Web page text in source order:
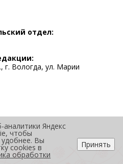
аналитический центр
160000, Вологодская обл., г.
д.10
Елена Григорьевна
персональных данных
информации
обязательна.
за достоверность
рекламных объявлениях.
отдел:
г. Вологда, ул. Марии
аналитики Яндекс
чтобы
Вы
cookies в
обработки
Принять